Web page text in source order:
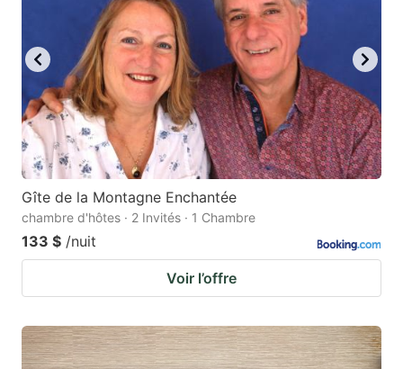
Gîte de la Montagne Enchantée
chambre d'hôtes · 2 Invités · 1 Chambre
133 $ /nuit
Voir l’offre